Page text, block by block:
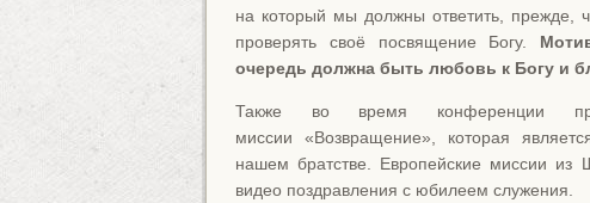
на который мы должны ответить, прежде,
проверять своё посвящение Богу.
очередь должна быть любовь к Богу и
Также во время конференции
миссии «Возвращение», которая
нашем братстве. Европейские миссии из
видео поздравления с юбилеем служения.